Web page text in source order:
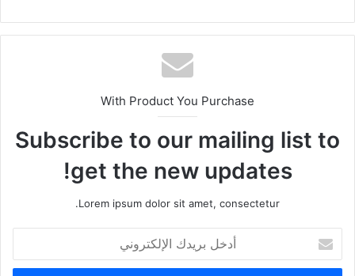
With Product You Purchase
Subscribe to our mailing list to
get the new updates!
Lorem ipsum dolor sit amet, consectetur.
خ